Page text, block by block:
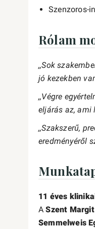
Szenzoros-
Rólam
,,Sok
jó kezekben
,,Végre
eljárás az, ami
,,Szakszerű,
eredményéről
11 éves
ASzent
Semmelweis